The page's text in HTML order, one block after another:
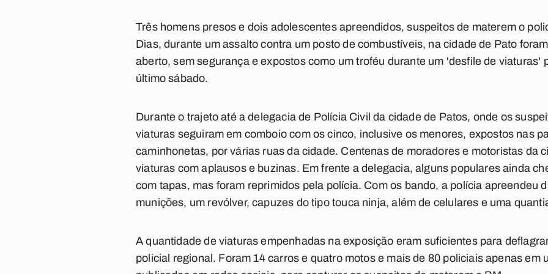
Três homens presos e dois adolescentes apreendidos, suspeitos de materem o
Dias, durante um assalto contra um posto de combustíveis, na cidade de Pato
aberto, sem segurança e expostos como um troféu durante um 'desfile de viaturas'
último sábado.
Durante o trajeto até a delegacia de Polícia Civil da cidade de Patos, onde os
viaturas seguiram em comboio com os cinco, inclusive os menores, expostos nas
caminhonetas, por várias ruas da cidade. Centenas de moradores e motoristas da
viaturas com aplausos e buzinas. Em frente a delegacia, alguns populares ainda
com tapas, mas foram reprimidos pela polícia. Com os bando, a polícia apreendeu
munições, um revólver, capuzes do tipo touca ninja, além de celulares e uma
A quantidade de viaturas empenhadas na exposição eram suficientes para
policial regional. Foram 14 carros e quatro motos e mais de 80 policiais apenas em